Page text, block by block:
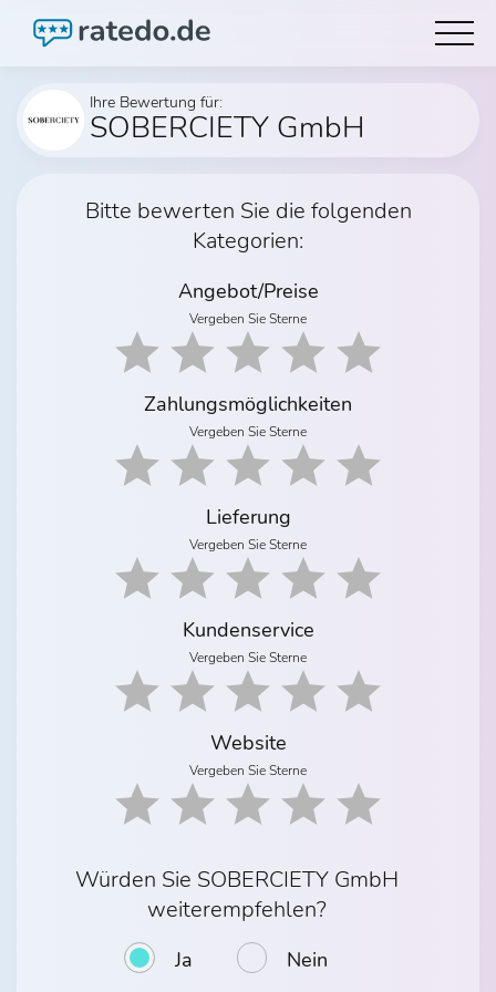
Ihre Bewertung für:
SOBERCIETY GmbH
Bitte bewerten Sie die folgenden
Kategorien:
Angebot/Preise
Vergeben Sie Sterne
Zahlungsmöglichkeiten
Vergeben Sie Sterne
Lieferung
Vergeben Sie Sterne
Kundenservice
Vergeben Sie Sterne
Website
Vergeben Sie Sterne
Würden Sie SOBERCIETY GmbH
weiterempfehlen?
Ja Nein